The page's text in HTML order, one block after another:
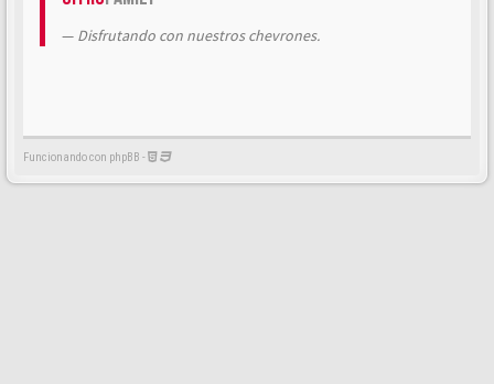
Disfrutando con nuestros chevrones.
Funcionando con phpBB -